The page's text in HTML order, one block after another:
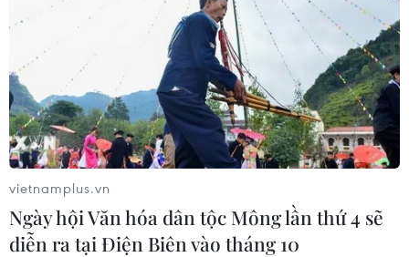
vietnamplus.vn
Ngày hội Văn hóa dân tộc Mông lần thứ 4 sẽ
diễn ra tại Điện Biên vào tháng 10